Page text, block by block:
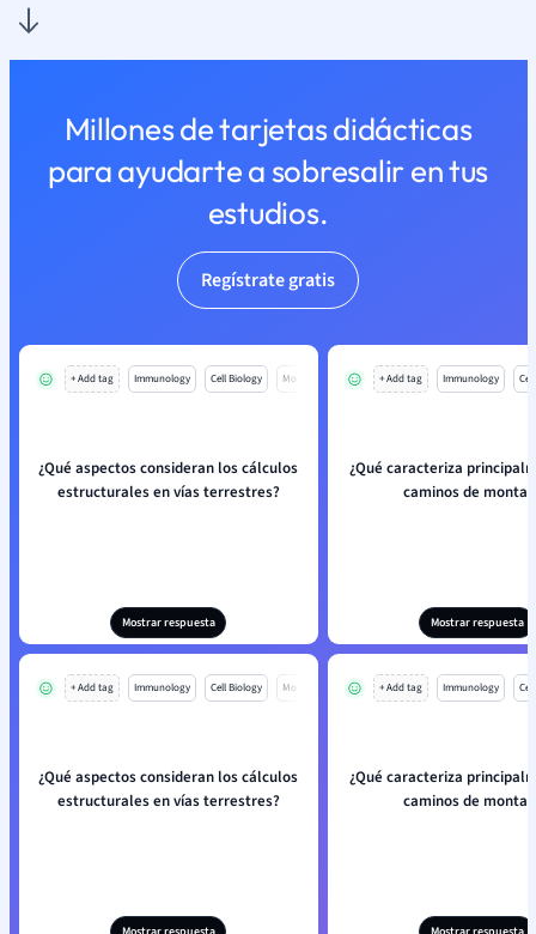
Millones de tarjetas didácticas
para ayudarte a sobresalir en tus
estudios.
Regístrate gratis
+ Add tag Immunology Cell Biology Mo
¿Qué aspectos consideran los cálculos
estructurales en vías terrestres?
Mostrar respuesta
+ Add tag Immunology
¿Qué caracteriza
caminos de
Mostrar respuesta
+ Add tag Immunology Cell Biology Mo
¿Qué aspectos consideran los cálculos
estructurales en vías terrestres?
+ Add tag Immunology
¿Qué caracteriza
caminos de